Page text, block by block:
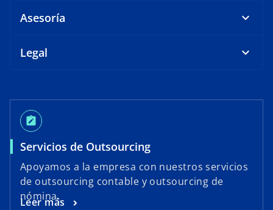
Asesoría
Legal
note_alt
Servicios de Outsourcing
Apoyamos a la empresa con nuestros servicios
de outsourcing contable y outsourcing de
nómina.
Leer más